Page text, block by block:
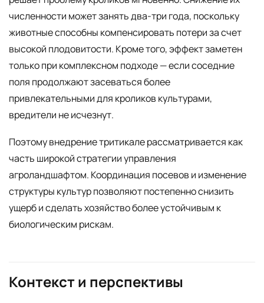
численности может занять два-три года, поскольку
животные способны компенсировать потери за счет
высокой плодовитости. Кроме того, эффект заметен
только при комплексном подходе — если соседние
поля продолжают засеваться более
привлекательными для кроликов культурами,
вредители не исчезнут.
Поэтому внедрение тритикале рассматривается как
часть широкой стратегии управления
агроландшафтом. Координация посевов и изменение
структуры культур позволяют постепенно снизить
ущерб и сделать хозяйство более устойчивым к
биологическим рискам.
Контекст и перспективы